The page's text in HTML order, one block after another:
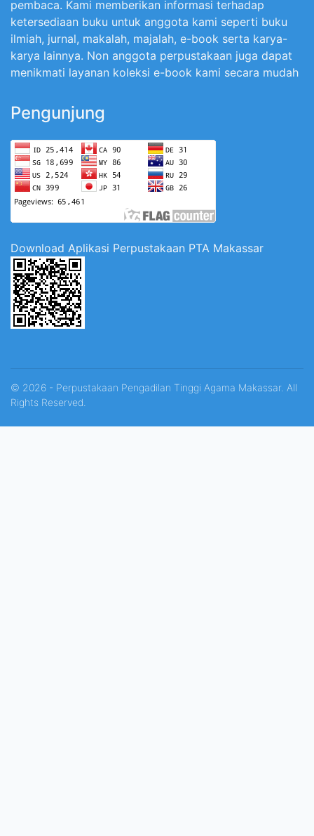
pembaca. Kami memberikan informasi terhadap
ketersediaan buku untuk anggota kami seperti buku
ilmiah, jurnal, makalah, majalah, e-book serta karya-
karya lainnya. Non anggota perpustakaan juga dapat
menikmati layanan koleksi e-book kami secara mudah
Pengunjung
Download Aplikasi Perpustakaan PTA Makassar
© 2026 - Perpustakaan Pengadilan Tinggi Agama Makassar. All
Rights Reserved.